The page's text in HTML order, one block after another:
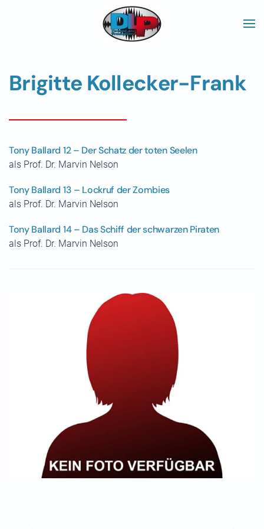
Skip to main content
Brigitte Kollecker-Frank
Tony Ballard 12 – Der Schatz der toten Seelen
als Prof. Dr. Marvin Nelson
Tony Ballard 13 – Lockruf der Zombies
als Prof. Dr. Marvin Nelson
Tony Ballard 14 – Das Schiff der schwarzen Piraten
als Prof. Dr. Marvin Nelson